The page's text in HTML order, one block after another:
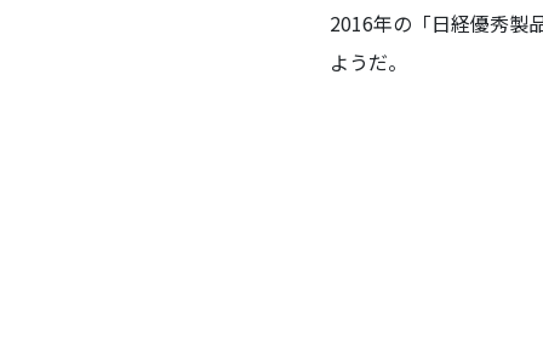
2016年の「日経優秀製
ようだ。